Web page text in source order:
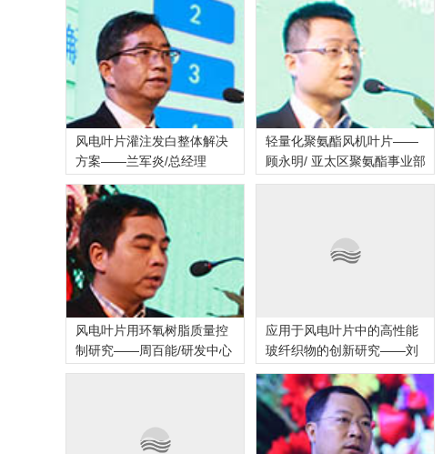
风电叶片灌注发白整体解决
方案——兰军炎/总经理
轻量化聚氨酯风机叶片——
顾永明/ 亚太区聚氨酯事业部
风电叶片用环氧树脂质量控
制研究——周百能/研发中心
应用于风电叶片中的高性能
玻纤织物的创新研究——刘
洪